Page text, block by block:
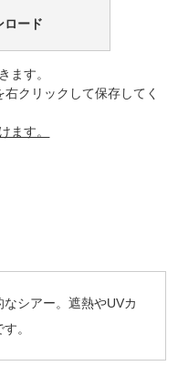
ロード
ます。
クリックして保存してく
ます。
シアー。遮熱やUVカ
。